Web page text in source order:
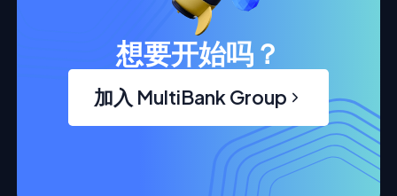
想要开始吗？
加入 MultiBank Group